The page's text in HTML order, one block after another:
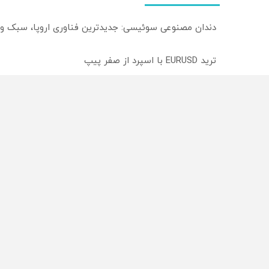
دندان مصنوعی سوئیسی: جدیدترین فناوری اروپا،
ترید EURUSD با اسپرد از صفر پیپ